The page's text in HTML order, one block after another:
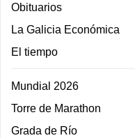
Obituarios
La Galicia Económica
El tiempo
Mundial 2026
Torre de Marathon
Grada de Río